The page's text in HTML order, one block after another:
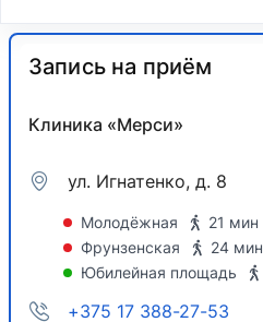
Запись на приём
Клиника «Мерси»
ул. Игнатенко, д. 8
Молодёжная
21 мин
Фрунзенская
24 мин
Юбилейная площадь
+375 17 388-27-53